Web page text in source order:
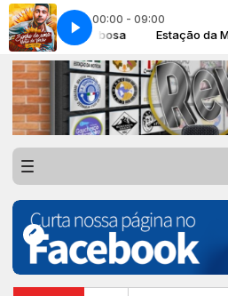
00:00 - 09:00
Rogério Barbosa Estação da
uma noite de verão Igor Fióri -